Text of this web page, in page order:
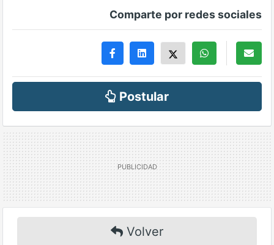
Comparte por redes sociales
Postular
Volver